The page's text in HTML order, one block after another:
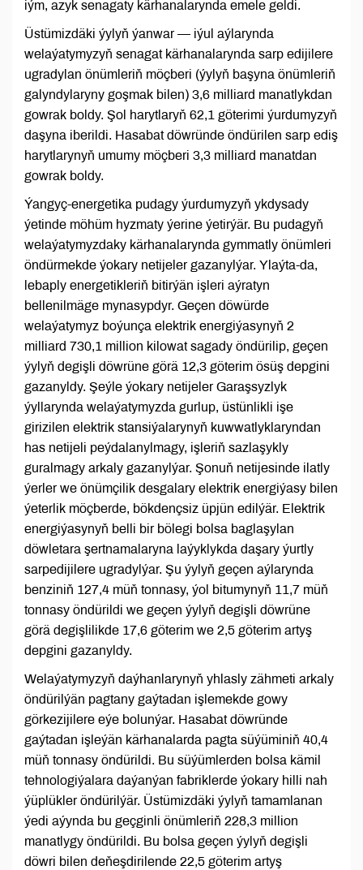
iým, azyk senagaty kärhanalarynda emele geldi.
Üstümizdäki ýylyň ýanwar — iýul aýlarynda
welaýatymyzyň senagat kärhanalarynda sarp edijilere
ugradylan önümleriň möçberi (ýylyň başyna önümleriň
galyndylaryny goşmak bilen) 3,6 milliard manatlykdan
gowrak boldy. Şol harytlaryň 62,1 göterimi ýurdumyzyň
daşyna iberildi. Hasabat döwründe öndürilen sarp ediş
harytlarynyň umumy möçberi 3,3 milliard manatdan
gowrak boldy.
Ýangyç-energetika pudagy ýurdumyzyň ykdysady
ýetinde möhüm hyzmaty ýerine ýetirýär. Bu pudagyň
welaýatymyzdaky kärhanalarynda gymmatly önümleri
öndürmekde ýokary netijeler gazanylýar. Ylaýta-da,
lebaply energetikleriň bitirýän işleri aýratyn
bellenilmäge mynasypdyr. Geçen döwürde
welaýatymyz boýunça elektrik energiýasynyň 2
milliard 730,1 million kilowat sagady öndürilip, geçen
ýylyň degişli döwrüne görä 12,3 göterim ösüş depgini
gazanyldy. Şeýle ýokary netijeler Garaşsyzlyk
ýyllarynda welaýatymyzda gurlup, üstünlikli işe
girizilen elektrik stansiýalarynyň kuwwatlyklaryndan
has netijeli peýdalanylmagy, işleriň sazlaşykly
guralmagy arkaly gazanylýar. Şonuň netijesinde ilatly
ýerler we önümçilik desgalary elektrik energiýasy bilen
ýeterlik möçberde, bökdençsiz üpjün edilýär. Elektrik
energiýasynyň belli bir bölegi bolsa baglaşylan
döwletara şertnamalaryna laýyklykda daşary ýurtly
sarpedijilere ugradylýar. Şu ýylyň geçen aýlarynda
benziniň 127,4 müň tonnasy, ýol bitumynyň 11,7 müň
tonnasy öndürildi we geçen ýylyň degişli döwrüne
görä degişlilikde 17,6 göterim we 2,5 göterim artyş
depgini gazanyldy.
Welaýatymyzyň daýhanlarynyň yhlasly zähmeti arkaly
öndürilýän pagtany gaýtadan işlemekde gowy
görkezijilere eýe bolunýar. Hasabat döwründe
gaýtadan işleýän kärhanalarda pagta süýüminiň 40,4
müň tonnasy öndürildi. Bu süýümlerden bolsa kämil
tehnologiýalara daýanýan fabriklerde ýokary hilli nah
ýüplükler öndürilýär. Üstümizdäki ýylyň tamamlanan
ýedi aýynda bu geçginli önümleriň 228,3 million
manatlygy öndürildi. Bu bolsa geçen ýylyň degişli
döwri bilen deňeşdirilende 22,5 göterim artyş